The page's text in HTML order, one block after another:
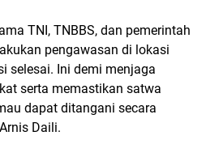
TNI, TNBBS, dan pemerintah
pengawasan di lokasi
selesai. Ini demi menjaga
serta memastikan satwa
dapat ditangani secara
Daili.